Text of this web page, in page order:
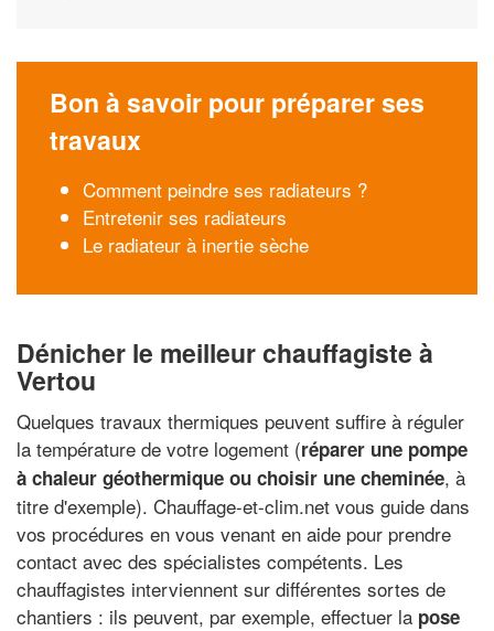
Bon à savoir pour préparer ses
travaux
Comment peindre ses radiateurs ?
Entretenir ses radiateurs
Le radiateur à inertie sèche
Dénicher le meilleur chauffagiste à
Vertou
Quelques travaux thermiques peuvent suffire à réguler
la température de votre logement (réparer une pompe
à chaleur géothermique ou choisir une cheminée, à
titre d'exemple). Chauffage-et-clim.net vous guide dans
vos procédures en vous venant en aide pour prendre
contact avec des spécialistes compétents. Les
chauffagistes interviennent sur différentes sortes de
chantiers : ils peuvent, par exemple, effectuer la pose